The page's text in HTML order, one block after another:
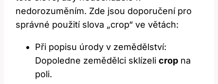
nedorozuměním. Zde jsou doporučení pro
správné použití slova „crop“ ve větách:
Při popisu úrody v zemědělství:
Dopoledne zemědělci sklízeli crop na
poli.